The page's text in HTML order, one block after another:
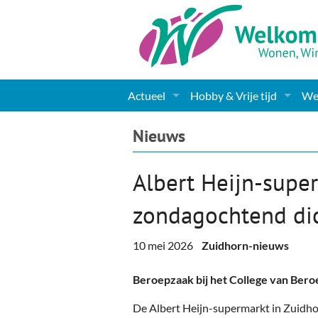
Actueel
Nieuws
Gemeente informatie
Dorpen
Woningaanbod
Columns & Redactioneel
Hobby & Vrije tijd
Kunst
Muziek
Podia & Dorpshuizen
Nieuws
Albert Heijn-
zondagochtend
10 mei 2026 Zuidhorn-nieuws
Beroepzaak bij het College van
De Albert Heijn-supermarkt in